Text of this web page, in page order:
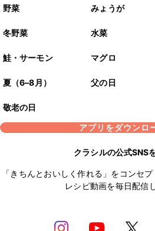
野菜 みょうが
冬野菜 水菜
鮭・サーモン マグロ
夏（6–8月） 父の日
敬老の日
アプリをダウンロ
クラシルの公式SNS
「きちんとおいしく作れる」をコンセ
レシピ動画を毎日配信